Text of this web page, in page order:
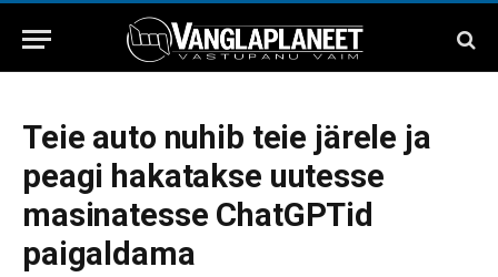
Teie auto nuhib teie järele ja
peagi hakatakse uutesse
masinatesse ChatGPTid
paigaldama